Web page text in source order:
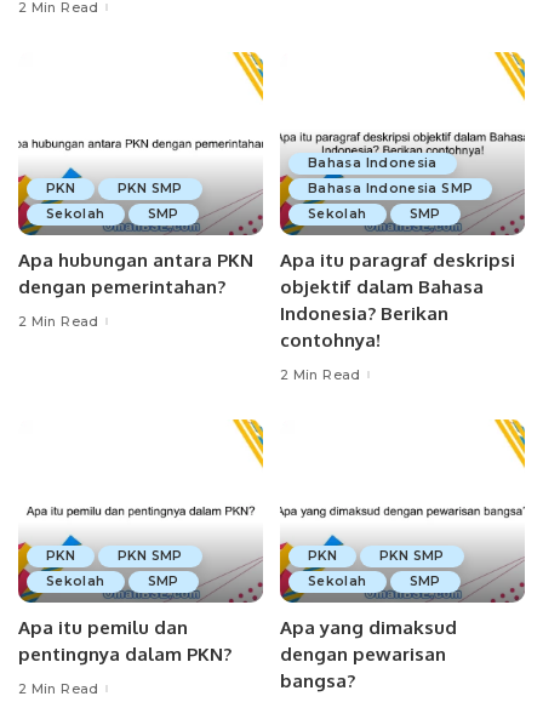
2 Min Read
PKN
PKN SMP
Sekolah
SMP
Apa hubungan antara PKN
dengan pemerintahan?
2 Min Read
Bahasa Indonesia
Bahasa Indonesia SMP
Sekolah
SMP
Apa itu paragraf deskripsi
objektif dalam Bahasa
Indonesia? Berikan
contohnya!
2 Min Read
PKN
PKN SMP
Sekolah
SMP
Apa itu pemilu dan
pentingnya dalam PKN?
2 Min Read
PKN
PKN SMP
Sekolah
SMP
Apa yang dimaksud
dengan pewarisan
bangsa?